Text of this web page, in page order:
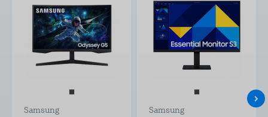
Samsung Samsung